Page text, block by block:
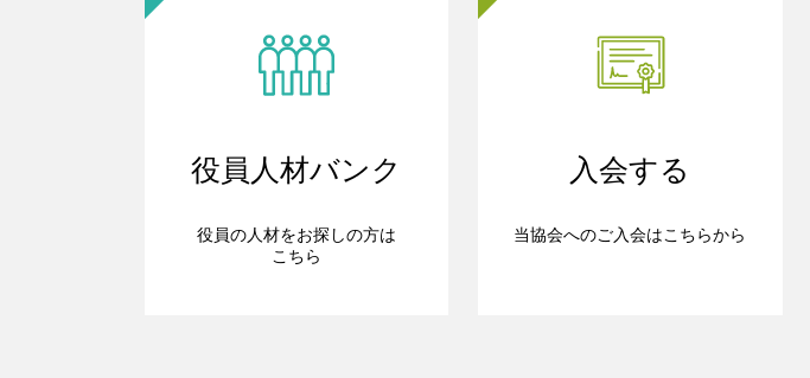
役員人材バンク
役員の人材をお探しの方は
こちら
入会する
当協会へのご入会はこちらから